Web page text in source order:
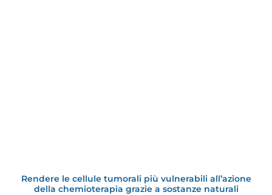
Rendere le cellule tumorali più vulnerabili all’azione
della chemioterapia grazie a sostanze naturali